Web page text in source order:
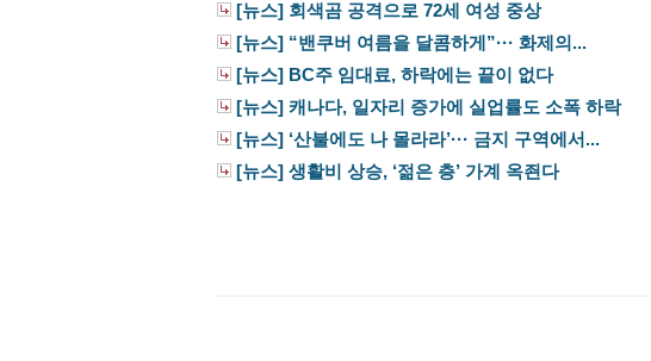
[뉴스] 회색곰 공격으로 72세 여성 중상
[뉴스] “밴쿠버 여름을 달콤하게”··· 화제의...
[뉴스] BC주 임대료, 하락에는 끝이 없다
[뉴스] 캐나다, 일자리 증가에 실업률도 소폭 하락
[뉴스] ‘산불에도 나 몰라라’··· 금지 구역에서...
[뉴스] 생활비 상승, ‘젊은 층’ 가계 옥죈다